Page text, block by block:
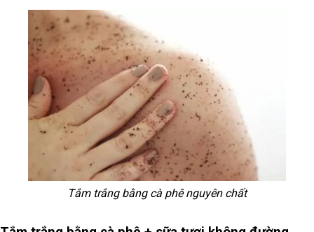
Tắm trắng bằng cà phê nguyên chất